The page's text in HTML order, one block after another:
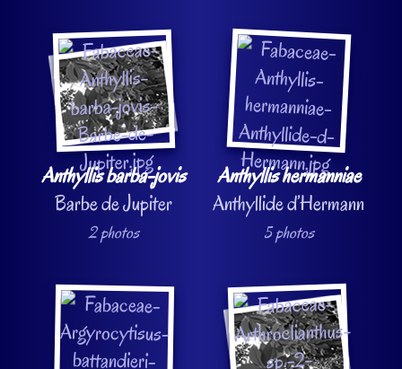
Anthyllis barba-jovis
Barbe de Jupiter
2 photos
Anthyllis hermanniae
Anthyllide d’Hermann
5 photos